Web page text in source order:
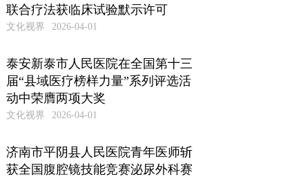
联合疗法获临床试验默示许可
文化视界 2026-04-01
泰安新泰市人民医院在全国第十三
届“县域医疗榜样力量”系列评选活
动中荣膺两项大奖
文化视界 2026-04-01
济南市平阴县人民医院青年医师斩
获全国腹腔镜技能竞赛泌尿外科赛